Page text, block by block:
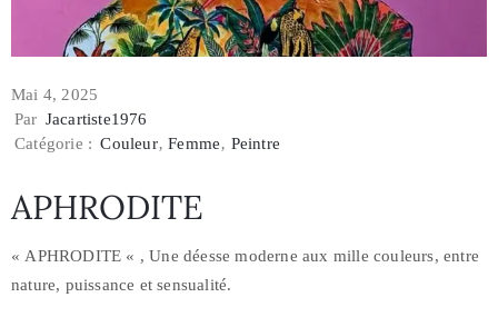
Mai 4, 2025
Par Jacartiste1976
Catégorie : Couleur‚Femme‚ Peintre
APHRODITE
« APHRODITE « , Une déesse moderne aux mille couleurs, entre
nature, puissance et sensualité.